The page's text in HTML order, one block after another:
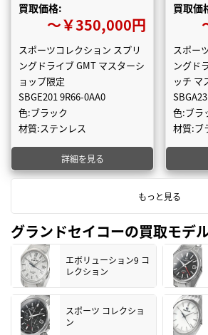
買取価格:
〜￥350,000円
スポーツコレクション スプリ
ングドライブ GMT マスターシ
ョップ限定
SBGE201 9R66-0AA0
色:ブラック
材質:ステンレス
詳細を見る
買取価
スポー
ングド
ッチ マ
色:ブラ
材質:ブ
もっと見る
グランドセイコーの買取モデ
エボリューション9 コ
レクション
スポーツ コレクショ
ン